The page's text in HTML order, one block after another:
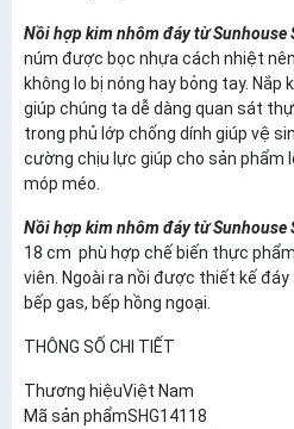
Nồi hợp kim nhôm đáy từ Sunhouse
núm được bọc nhựa cách nhiệt
không lo bị nóng hay bỏng tay.
giúp chúng ta dễ dàng quan sát
trong phủ lớp chống dính giúp vệ
cường chịu lực giúp cho sản phẩm
móp méo.
Nồi hợp kim nhôm đáy từ Sunhouse
18 cm phù hợp chế biến thực
viên. Ngoài ra nồi được thiết kế
bếp gas, bếp hồng ngoại.
THÔNG SỐ CHI TIẾT
Thương hiệuViệt Nam
Mã sản phẩmSHG14118